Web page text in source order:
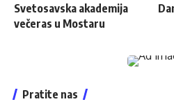
Svetosavska akademija
večeras u Mostaru
Pratite nas